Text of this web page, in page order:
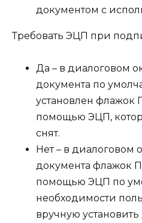
документом с
Требовать ЭЦП при
Да – в диалоговом
документа по
установлен флажок
помощью ЭЦП,
снят.
Нет– в диалоговом
документа флажок
помощью ЭЦП по
необходимости
вручную